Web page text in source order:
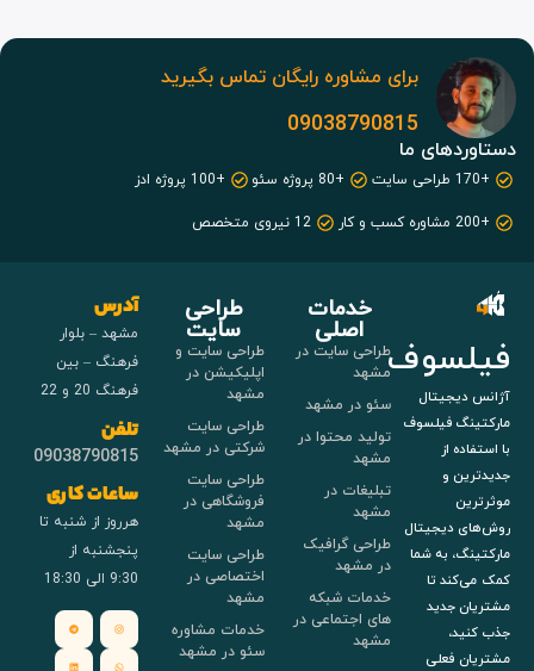
برای مشاوره رایگان تماس بگیرید
09038790815
دستاوردهای ما
+170 طراحی سایت +80 پروژه سئو
+100 پروژه ادز
+200 مشاوره کسب و کار
12 نیروی متخصص
فیلسوف
آژانس دیجیتال
مارکتینگ فیلسوف
با استفاده از
جدیدترین و
موثرترین
روش‌های دیجیتال
مارکتینگ، به شما
کمک می‌کند تا
مشتریان جدید
جذب کنید،
مشتریان فعلی
خدمات
اصلی
طراحی سایت در
مشهد
سئو در مشهد
تولید محتوا در
مشهد
تبلیغات در
مشهد
طراحی گرافیک
در مشهد
خدمات شبکه
های اجتماعی در
مشهد
طراحی
سایت
طراحی سایت و
اپلیکیشن در
مشهد
طراحی سایت
شرکتی در مشهد
طراحی سایت
فروشگاهی در
مشهد
طراحی سایت
اختصاصی در
مشهد
خدمات مشاوره
سئو در مشهد
آدرس
مشهد – بلوار
فرهنگ – بین
فرهنگ 20 و 22
تلفن
09038790815
ساعات کاری
هرروز از شنبه تا
پنجشنبه از
9:30 الی 18:30